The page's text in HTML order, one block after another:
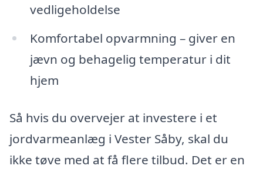
vedligeholdelse
Komfortabel opvarmning – giver en
jævn og behagelig temperatur i dit
hjem
Så hvis du overvejer at investere i et
jordvarmeanlæg i Vester Såby, skal du
ikke tøve med at få flere tilbud. Det er en